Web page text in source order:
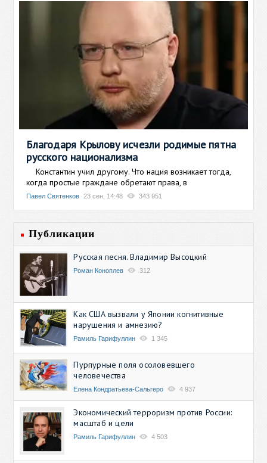
Благодаря Крылову исчезли родимые пятна
русского национализма
Константин учил другому. Что нация возникает тогда,
когда простые граждане обретают права, в
Павел Святенков 23 сен, 14:48 343 951
Публикации
Русская песня. Владимир Высоцкий
Роман Коноплев 312
Как США вызвали у Японии когнитивные
нарушения и амнезию?
Рамиль Гарифуллин 1 345
Пурпурные поля осоловевшего
человечества
Елена Кондратьева-Сальгеро 4 937
Экономический терроризм против России:
масштаб и цели
Рамиль Гарифуллин 4 503